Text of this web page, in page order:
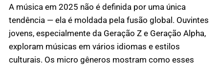
A música em 2025 não é definida por uma única
tendência — ela é moldada pela fusão global. Ouvintes
jovens, especialmente da Geração Z e Geração Alpha,
exploram músicas em vários idiomas e estilos
culturais. Os micro gêneros mostram como esses